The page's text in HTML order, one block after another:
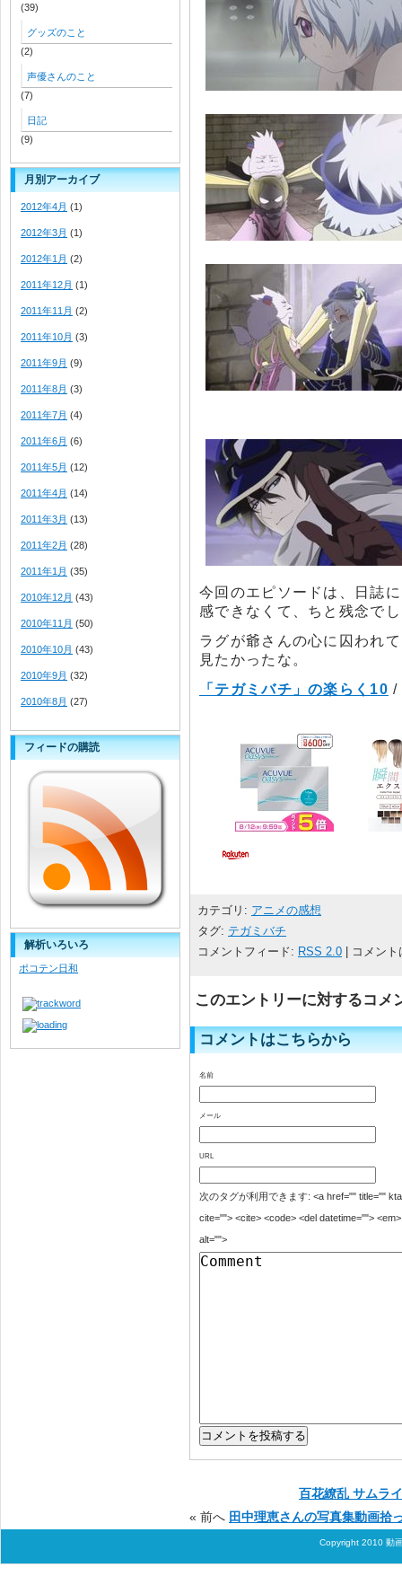
今回のエピソードは、日誌
感できなくて、ちと残念で
ラグが爺さんの心に囚われ
見たかったな。
「テガミバチ」の楽らく10 /
カテゴリ: アニメの感想
タグ: テガミバチ
コメントフィード: RSS 2.0 | コメン
このエントリーに対するコメ
コメントはこちらから
名前
メール
URL
次のタグが利用できます: <a href="" title=""
cite=""> <cite> <code> <del datetime="">
alt="">
百花繚乱 サムラ
« 前へ 田中理恵さんの写真集動画拾
(39)
グッズのこと
(2)
声優さんのこと
(7)
日記
(9)
月別アーカイブ
2012年4月 (1)
2012年3月 (1)
2012年1月 (2)
2011年12月 (1)
2011年11月 (2)
2011年10月 (3)
2011年9月 (9)
2011年8月 (3)
2011年7月 (4)
2011年6月 (6)
2011年5月 (12)
2011年4月 (14)
2011年3月 (13)
2011年2月 (28)
2011年1月 (35)
2010年12月 (43)
2010年11月 (50)
2010年10月 (43)
2010年9月 (32)
2010年8月 (27)
フィードの購読
解析いろいろ
ポコテン日和
Copyright 2010 動